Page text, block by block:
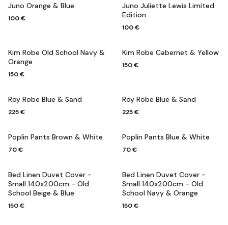
Juno Orange & Blue
100 €
Juno Juliette Lewis Limited
Edition
100 €
Kim Robe Old School Navy &
Orange
150 €
Kim Robe Cabernet & Yellow
150 €
Roy Robe Blue & Sand
225 €
Roy Robe Blue & Sand
225 €
Poplin Pants Brown & White
70 €
Poplin Pants Blue & White
70 €
Bed Linen Duvet Cover -
Small 140x200cm - Old
School Beige & Blue
150 €
Bed Linen Duvet Cover -
Small 140x200cm - Old
School Navy & Orange
150 €